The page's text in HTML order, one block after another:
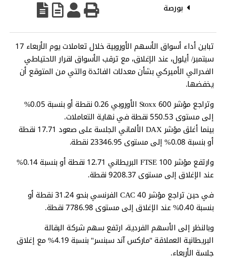
بورصة
تباين أداء أسواق الأسهم الأوروبية خلال تعاملات يوم الأربعاء 17
سبتمبر/ أيلول، عند الإغلاق، مع ترقب الأسواق لقرار الاحتياطي
الفدرالي الأميركي بشأن معدلات الفائدة والتي من المتوقع أن
يخفضها.
وتراجع مؤشر Stoxx 600 الأوروبي 0.26 نقطة أو بنسبة 0.05%
إلى مستوى 550.53 نقطة في نهاية التعاملات.
بينما أغلق مؤشر DAX الألماني الجلسة على صعود 17.71 نقطة
أو بنسبة 0.08% إلى مستوى 23346.95 نقطة.
وارتفع مؤشر FTSE 100 البريطاني 12.71 نقطة أو بنسبة 0.14%
عند الإغلاق إلى مستوى 9208.37 نقطة.
في حين تراجع مؤشر CAC 40 الفرنسي بنحو 31.24 نقطة أو
بنسبة 0.40% عند الإغلاق إلى مستوى 7786.98 نقطة.
وبالنظر إلى الأسهم الفردية، ارتفع سهم شركة البقالة
البريطانية العملاقة "ماركس آند سبنسر" بنسبة 4.19% مع إغلاق
جلسة الأربعاء.